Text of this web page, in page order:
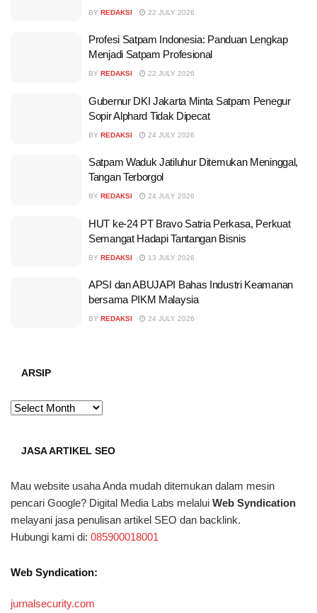
BY REDAKSI 22 JULY 2026
Profesi Satpam Indonesia: Panduan Lengkap
Menjadi Satpam Profesional
BY REDAKSI 22 JULY 2026
Gubernur DKI Jakarta Minta Satpam Penegur
Sopir Alphard Tidak Dipecat
BY REDAKSI 24 JULY 2026
Satpam Waduk Jatiluhur Ditemukan Meninggal,
Tangan Terborgol
BY REDAKSI 24 JULY 2026
HUT ke-24 PT Bravo Satria Perkasa, Perkuat
Semangat Hadapi Tantangan Bisnis
BY REDAKSI 13 JULY 2026
APSI dan ABUJAPI Bahas Industri Keamanan
bersama PIKM Malaysia
BY REDAKSI 24 JULY 2026
ARSIP
ARSIP
JASA ARTIKEL SEO
Mau website usaha Anda mudah ditemukan dalam mesin
pencari Google? Digital Media Labs melalui Web Syndication
melayani jasa penulisan artikel SEO dan backlink.
Hubungi kami di: 085900018001
Web Syndication:
jurnalsecurity.com